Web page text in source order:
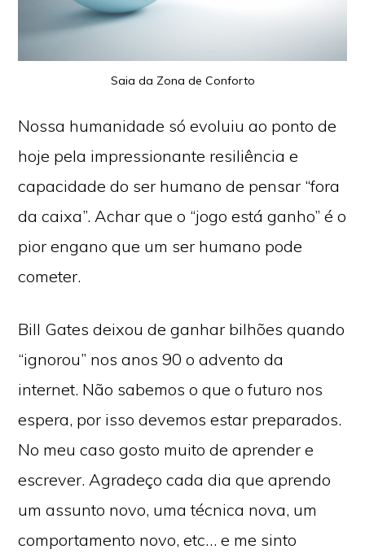
Saia da Zona de Conforto
Nossa humanidade só evoluiu ao ponto de
hoje pela impressionante resiliência e
capacidade do ser humano de pensar “fora
da caixa”. Achar que o “jogo está ganho” é o
pior engano que um ser humano pode
cometer.
Bill Gates deixou de ganhar bilhões quando
“ignorou” nos anos 90 o advento da
internet. Não sabemos o que o futuro nos
espera, por isso devemos estar preparados.
No meu caso gosto muito de aprender e
escrever. Agradeço cada dia que aprendo
um assunto novo, uma técnica nova, um
comportamento novo, etc… e me sinto